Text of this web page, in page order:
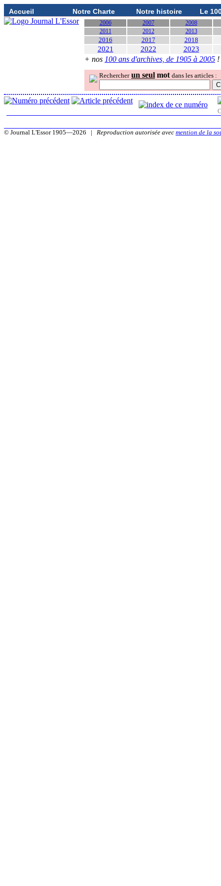
Accueil Notre Charte Notre histoire Le
2006 2007
2008
2011
2012 2013
2016 2017 2018
2021 2022 2023
+ nos 100 ans d'archives, de 1905 à 2005 !
Rechercher un seul mot dans les articles :
© Journal L'Essor 1905—2026 | Reproduction autorisée avec mention de la